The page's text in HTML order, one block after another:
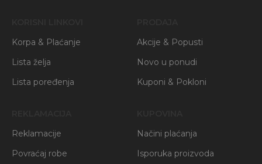
Korpa & Plaćanje
Lista želja
Lista poređenja
Akcije & Popusti
Novo u ponudi
Kuponi & Pokloni
Reklamacije
Povraćaj robe
Načini plaćanja
Isporuka proizvoda